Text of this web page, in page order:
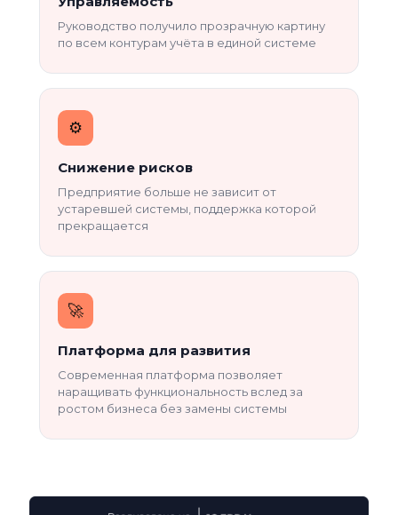
Руководство получило прозрачную картину
по всем контурам учёта в единой системе
⚙️️
Снижение рисков
Предприятие больше не зависит от
устаревшей системы, поддержка которой
прекращается
🚀
Платформа для развития
Современная платформа позволяет
наращивать функциональность вслед за
ростом бизнеса без замены системы